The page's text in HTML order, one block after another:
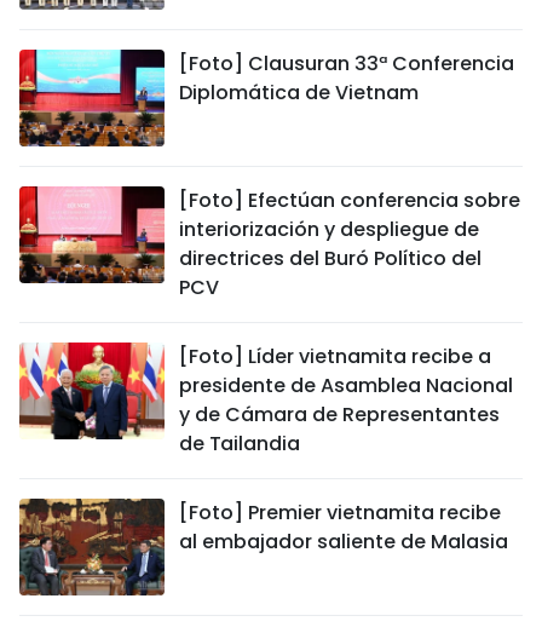
[Foto] Clausuran 33ª Conferencia
Diplomática de Vietnam
[Foto] Efectúan conferencia sobre
interiorización y despliegue de
directrices del Buró Político del
PCV
[Foto] Líder vietnamita recibe a
presidente de Asamblea Nacional
y de Cámara de Representantes
de Tailandia
[Foto] Premier vietnamita recibe
al embajador saliente de Malasia